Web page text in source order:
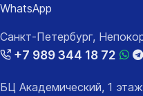
WhatsApp
Санкт-Петербург,
+7 989 344 18 72
БЦ Академический, 1